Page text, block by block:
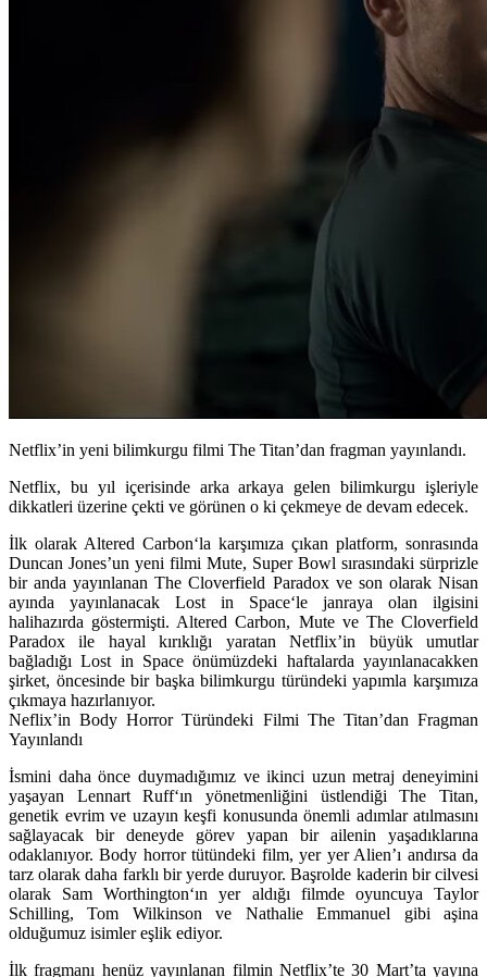
Netflix’in yeni bilimkurgu filmi The Titan’dan fragman yayınlandı.
Netflix, bu yıl içerisinde arka arkaya gelen bilimkurgu işleriyle
dikkatleri üzerine çekti ve görünen o ki çekmeye de devam edecek.
İlk olarak Altered Carbon‘la karşımıza çıkan platform, sonrasında
Duncan Jones’un yeni filmi Mute, Super Bowl sırasındaki sürprizle
bir anda yayınlananThe Cloverfield Paradoxve son olarak Nisan
ayında yayınlanacak Lost in Space‘le janraya olan ilgisini
halihazırda göstermişti. Altered Carbon, Mute ve The Cloverfield
Paradox ile hayal kırıklığı yaratan Netflix’in büyük umutlar
bağladığı Lost in Space önümüzdeki haftalarda yayınlanacakken
şirket, öncesinde bir başka bilimkurgu türündeki yapımla karşımıza
çıkmaya hazırlanıyor.
Neflix’in Body Horror Türündeki Filmi The Titan’dan Fragman
Yayınlandı
İsmini daha önce duymadığımız ve ikinci uzun metraj deneyimini
yaşayan Lennart Ruff‘ın yönetmenliğini üstlendiğiThe Titan,
genetik evrim ve uzayın keşfi konusunda önemli adımlar atılmasını
sağlayacak bir deneyde görev yapan bir ailenin yaşadıklarına
odaklanıyor. Body horror tütündeki film, yer yer Alien’ı andırsa da
tarz olarak daha farklı bir yerde duruyor. Başrolde kaderin bir cilvesi
olarak Sam Worthington‘ın yer aldığı filmde oyuncuyaTaylor
Schilling, Tom Wilkinson ve Nathalie Emmanuel gibi aşina
olduğumuz isimler eşlik ediyor.
İlk fragmanı henüz yayınlanan filmin Netflix’te 30 Mart’ta yayına